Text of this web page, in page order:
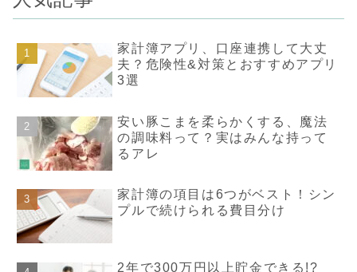
家計簿アプリ、口座連携して大丈
夫？危険性&対策とおすすめアプリ
3選
安い豚こまを柔らかくする、魔法
の調味料って？実はみんな持って
るアレ
家計簿の項目は6つがベスト！シン
プルで続けられる費目分け
2年で300万円以上貯金できる!?